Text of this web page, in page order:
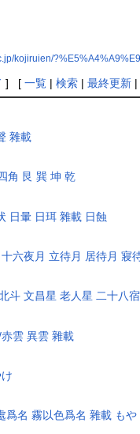
kojiruien/
] [ 一覧| 検索| 最終更新|
雜載
角 艮 巽 坤 乾
日暈 日珥 雜載 日蝕
十六夜月 立待月 居待月 寢
斗 文昌星 老人星 二十八宿
雲 異雲 雜載
爲名 霧以色爲名 雜載 もや